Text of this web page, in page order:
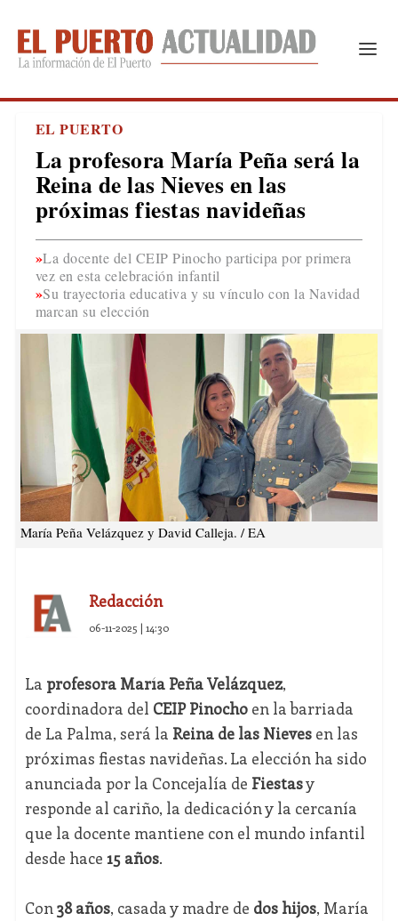
EL PUERTO
La profesora María Peña será la
Reina de las Nieves en las
próximas fiestas navideñas
La docente del CEIP Pinocho participa por primera
vez en esta celebración infantil
Su trayectoria educativa y su vínculo con la Navidad
marcan su elección
María Peña Velázquez y David Calleja. / EA
Redacción
06-11-2025 | 14:30
La profesora María Peña Velázquez,
coordinadora del CEIP Pinochoen la barriada
de La Palma, será la Reina de las Nievesen las
próximas fiestas navideñas. La elección ha sido
anunciada por la Concejalía de Fiestasy
responde al cariño, la dedicación y la cercanía
que la docente mantiene con el mundo infantil
desde hace 15 años.
Con38 años, casada y madre de dos hijos, María